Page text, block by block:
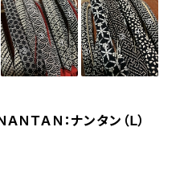
ＴＡＮ：ナンタン（Ｌ）